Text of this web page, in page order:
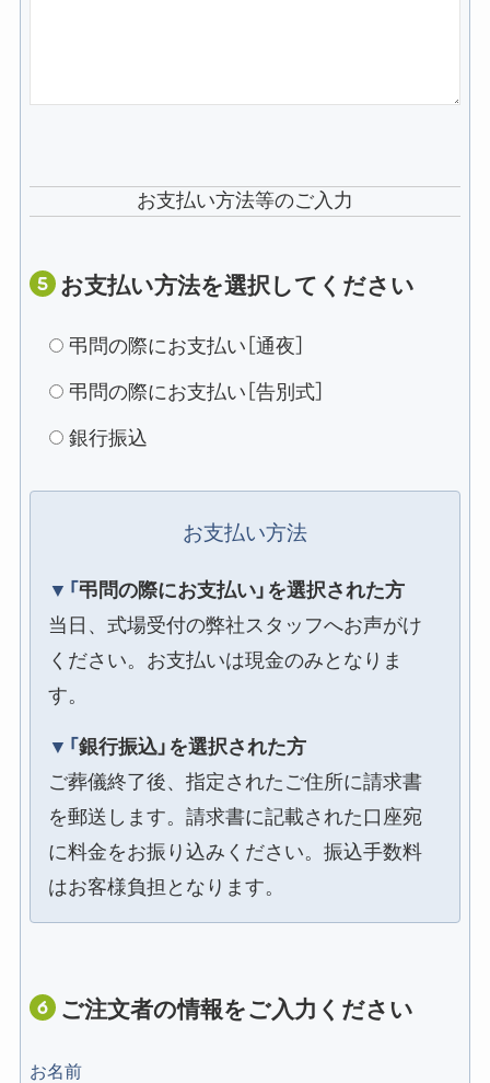
お支払い方法等のご入力
お支払い方法を選択してください
弔問の際にお支払い［通夜］
弔問の際にお支払い［告別式］
銀行振込
お支払い方法
▼「弔問の際にお支払い」を選択された方
当日、式場受付の弊社スタッフへお声がけ
ください。お支払いは現金のみとなりま
す。
▼「銀行振込」を選択された方
ご葬儀終了後、指定されたご住所に請求書
を郵送します。請求書に記載された口座宛
に料金をお振り込みください。振込手数料
はお客様負担となります。
ご注文者の情報をご入力ください
お名前